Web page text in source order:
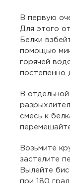
В первую
Для этого
Белки
помощью
горячей
постепенно
В
смесь к
Возьмите
застелите
Вылейте
при 180